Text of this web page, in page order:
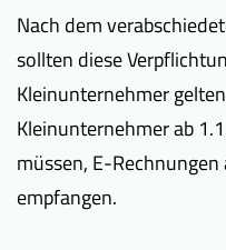
Nach dem
sollten diese
Kleinunternehmer
Kleinunternehmer ab
müssen, E-
empfangen.